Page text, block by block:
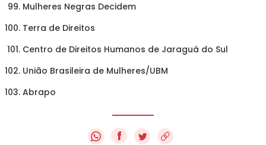
Mulheres Negras Decidem
Terra de Direitos
Centro de Direitos Humanos de Jaraguá do Sul
União Brasileira de Mulheres/UBM
Abrapo
f